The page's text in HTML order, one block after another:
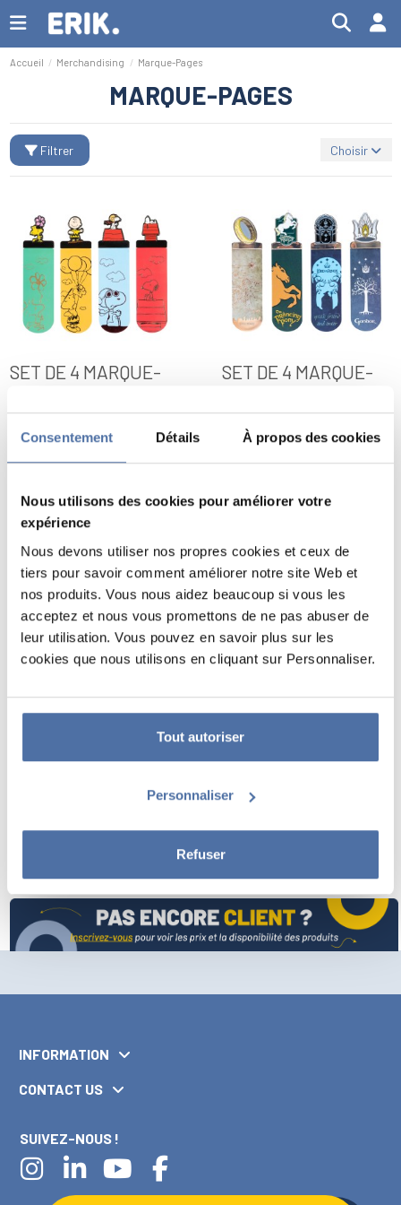
Consentement Détails À propos des cookies
Nous utilisons des cookies pour améliorer votre
expérience
Nous devons utiliser nos propres cookies et ceux de
tiers pour savoir comment améliorer notre site Web et
nos produits. Vous nous aidez beaucoup si vous les
acceptez et nous vous promettons de ne pas abuser de
leur utilisation. Vous pouvez en savoir plus sur les
cookies que nous utilisons en cliquant sur Personnaliser.
Tout autoriser
Personnaliser
Refuser
Accueil Merchandising Marque-Pages
MARQUE-PAGES
Filtrer Choisir
SET DE 4 MARQUE-
SET DE 4 MARQUE-
DES ANNEAUX
LOT DE 4 MARQUE-
PAGE HARRY
INFORMATION
CONTACT US
SUIVEZ-NOUS !